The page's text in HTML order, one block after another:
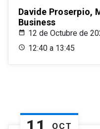
Davide Proserpio,
Business
12 de Octubre de
12:40 a 13:45
OCT